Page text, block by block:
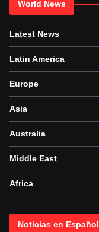
World News
Latest News
Latin America
Europe
Asia
Australia
Middle East
Africa
Noticias en Español